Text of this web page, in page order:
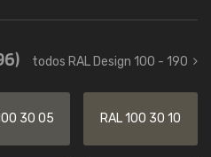
todos RAL Design 100 - 190
30 05 RAL 100 30 10